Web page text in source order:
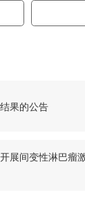
果的公告
展间变性淋巴瘤